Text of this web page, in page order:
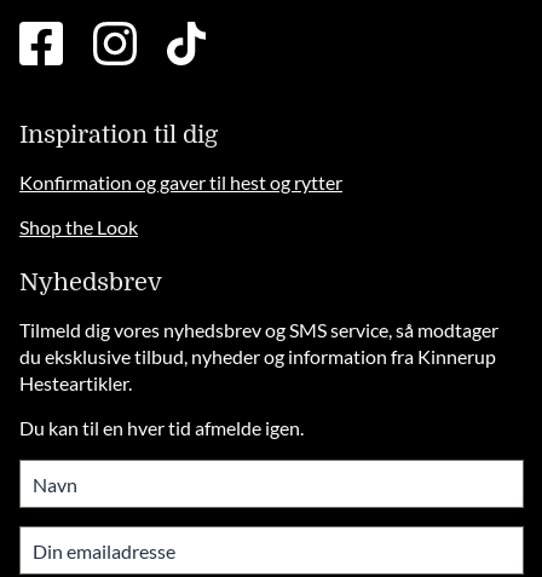
facebook
square
instagramtiktok
Inspiration til dig
Konfirmation og gaver til hest og rytter
Shop the Look
Nyhedsbrev
Tilmeld dig vores nyhedsbrev og SMS service, så modtager
du eksklusive tilbud, nyheder og information fra Kinnerup
Hesteartikler.
Du kan til en hver tid afmelde igen.